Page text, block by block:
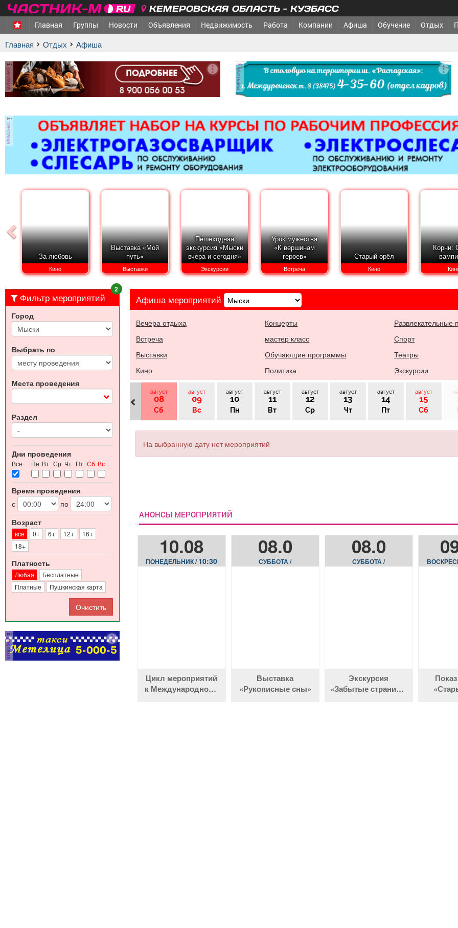
КЕМЕРОВСКАЯ ОБЛАСТЬ - КУЗБАСС
Главная Группы Новости Объявления Недвижимость Работа Компании Афиша Обучение Отдых
Главная Отдых афиша
реклама реклама
реклама
За любовь
Кино
Выставка «Мой
путь»
Выставки
Пешеходная
экскурсия «Мыски
вчера и сегодня»
Экскурсии
Урок мужества
«К вершинам
героев»
Встреча
Старый орёл
Кино
Корни:
Фильтр мероприятий
2
Город
Выбрать по
Места проведения
Раздел
Дни проведения
Все Пн Вт Ср Чт Пт Сб Вс
Время проведения
с
по
Возраст
все 0+ 6+ 12+
16+
18+
Платность
Любая
Бесплатные
Платные
Пушкинская карта
реклама
Афиша мероприятий
Вечера отдыха
Встреча
Выставки
Кино
Концерты
мастер класс
Обучающие программы
Политика
Развлекательные
Спорт
Театры
Экскурсии
август
08
Сб
август
09
Вс
август
10
Пн
август
11
Вт
август
12
Ср
август
13
Чт
август
14
Пт
август
15
Сб
На выбранную дату нет мероприятий
АНОНСЫ МЕРОПРИЯТИЙ
10.08
ПОНЕДЕЛЬНИК /10:30
Цикл мероприятий
к Международному
08.0
СУББОТА /
Выставка
«Рукописные сны»
08.0
СУББОТА /
Экскурсия
«Забытые страницы